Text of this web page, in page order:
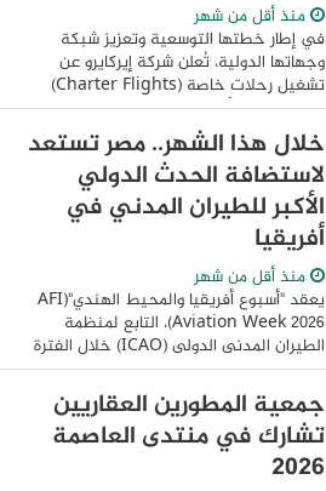
منذ أقل من شهر
في إطار خطتها التوسعية وتعزيز شبكة
وجهاتها الدولية، تُعلن شركة إيركايرو عن
تشغيل رحلات خاصة (Charter Flights)
إلى العاصمة الألبانية تيرانا خلال الفترة من
14 يوليو وحتى 1 سبتمبر 2026، لتوفير المزيد
...
خلال هذا الشهر.. مصر تستعد
لاستضافة الحدث الدولي
الأكبر للطيران المدني في
أفريقيا
منذ أقل من شهر
يعقد "أسبوع أفريقيا والمحيط الهندي"(AFI
Aviation Week 2026)، التابع لمنظمة
الطيران المدنى الدولى (ICAO) خلال الفترة
من27 إلى 31 يوليو الجاري، بمشاركة واسعة
رفيعة المستوى من قادة وخبراء صناعة النقل
...
جمعية المطورين العقاريين
تشارك في منتدى العاصمة
2026